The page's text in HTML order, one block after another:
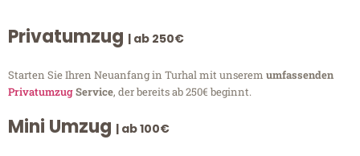
Privatumzug | ab 250€
Starten Sie Ihren Neuanfang in Turhal mit unserem umfassenden
PrivatumzugService, der bereits ab 250€ beginnt.
Mini Umzug | ab 100€